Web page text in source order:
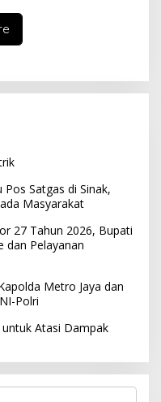
Satgas di Sinak,
Masyarakat
27 Tahun 2026, Bupati
dan Pelayanan
Metro Jaya dan
Polri
Atasi Dampak